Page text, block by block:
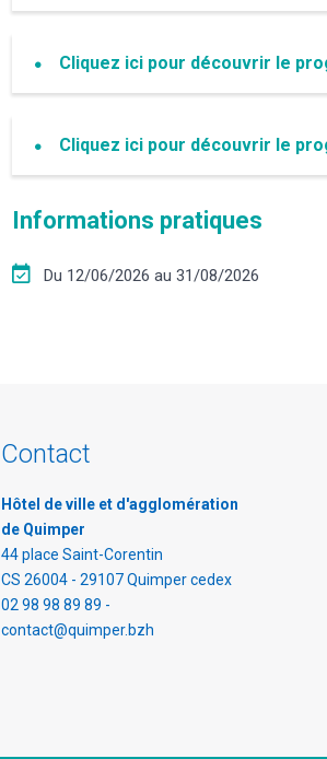
Cliquez ici pour découvrir le
Cliquez ici pour découvrir le
Informations pratiques
Du 12/06/2026 au 31/08/2026
Contact
Hôtel de ville et d'agglomération
de Quimper
44 place Saint-Corentin
CS 26004 - 29107 Quimper cedex
02 98 98 89 89 -
contact@quimper.bzh